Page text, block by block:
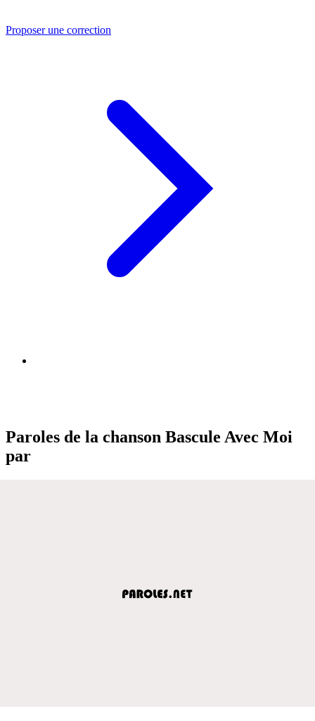
Proposer une correction
Paroles de la chanson Bascule Avec Moi
par